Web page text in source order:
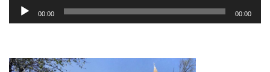
Audio-
Player
00:00 00:00